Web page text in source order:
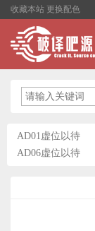
收藏本站 更换配色
AD01虚位以待
AD06虚位以待